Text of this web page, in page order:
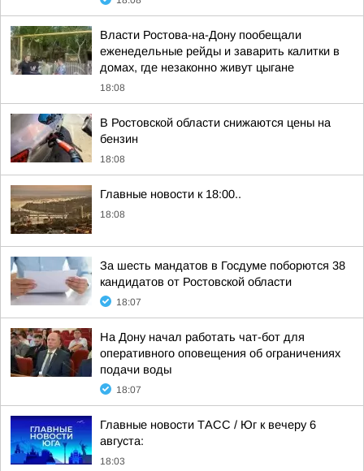
Власти Ростова-на-Дону пообещали
еженедельные рейды и заварить калитки в
домах, где незаконно живут цыгане
18:08
В Ростовской области снижаются цены на
бензин
18:08
Главные новости к 18:00..
18:08
За шесть мандатов в Госдуме поборются 38
кандидатов от Ростовской области
18:07
На Дону начал работать чат-бот для
оперативного оповещения об ограничениях
подачи воды
18:07
Главные новости ТАСС / Юг к вечеру 6
августа:
18:03